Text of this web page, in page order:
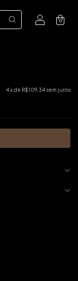
0
4x de R$109,34 sem juros